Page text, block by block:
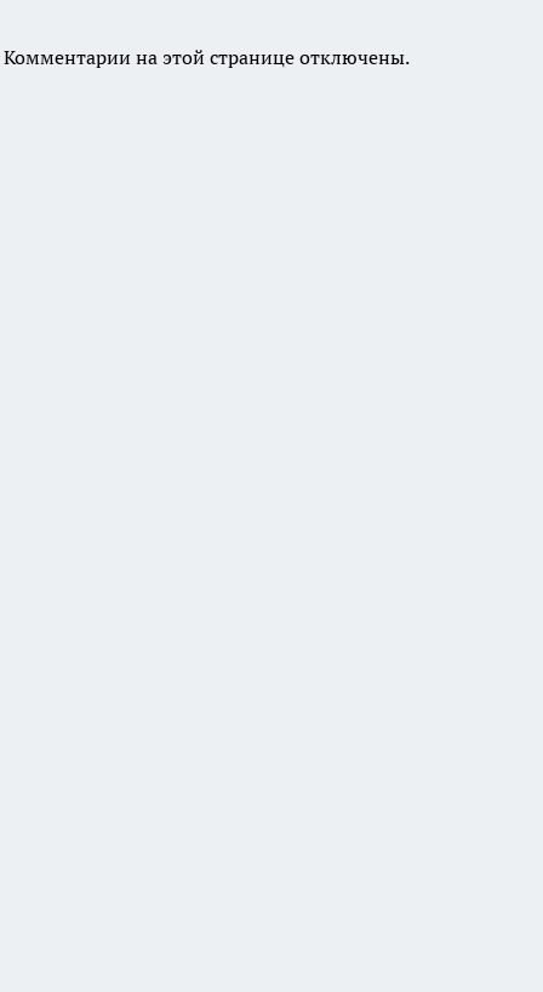
Комментарии на этой странице отключены.